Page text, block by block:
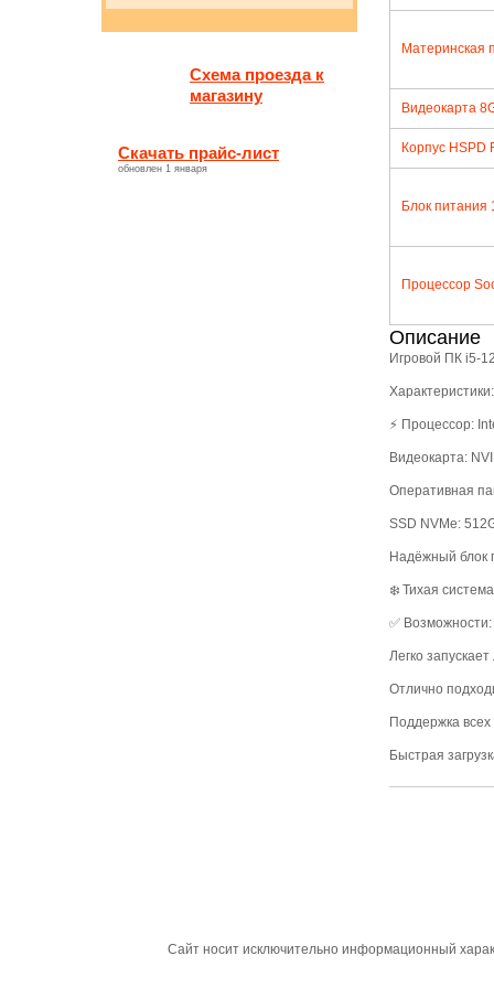
Схема проезда к
магазину
Скачать прайс-лист
обновлен 1 января
Материнская
Видеокарта
Корпус HSPD
Блок питания
Процессор
Описание
Игровой ПК i5-
Характеристики:
⚡ Процессор:
Видеокарта:
Оперативная
SSD NVMe:
Надёжный блок
❄️ Тихая
✅ Возможности:
Легко
Отлично
Поддержка
Быстрая
Сайт носит исключительно информационный